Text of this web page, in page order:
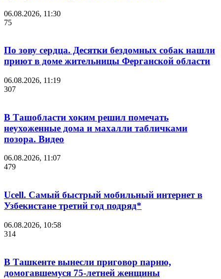
06.08.2026, 11:30
75
По зову сердца. Десятки бездомных собак нашли
приют в доме жительницы Ферганской области
06.08.2026, 11:19
307
В Ташобласти хоким решил помечать
неухоженные дома и махалли табличками
позора. Видео
06.08.2026, 11:07
479
Ucell. Самый быстрый мобильный интернет в
Узбекистане третий год подряд*
06.08.2026, 10:58
314
В Ташкенте вынесли приговор парню,
домогавшемуся 75-летней женщины